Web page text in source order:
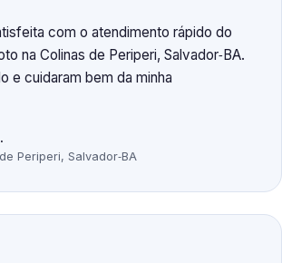
com o atendimento rápido do
na Colinas de Periperi, Salvador‑BA.
e cuidaram bem da minha
Periperi, Salvador‑BA